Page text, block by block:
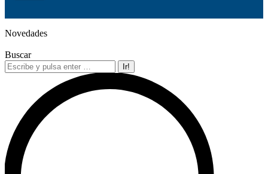
Novedades
Buscar
Buscar: